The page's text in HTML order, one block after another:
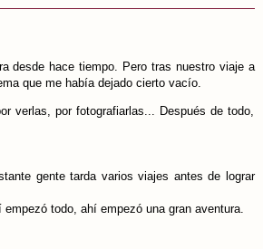
desde hace tiempo. Pero tras nuestro viaje a
que me había dejado cierto vacío.
verlas, por fotografiarlas... Después de todo,
gente tarda varios viajes antes de lograr
todo, ahí empezó una gran aventura.